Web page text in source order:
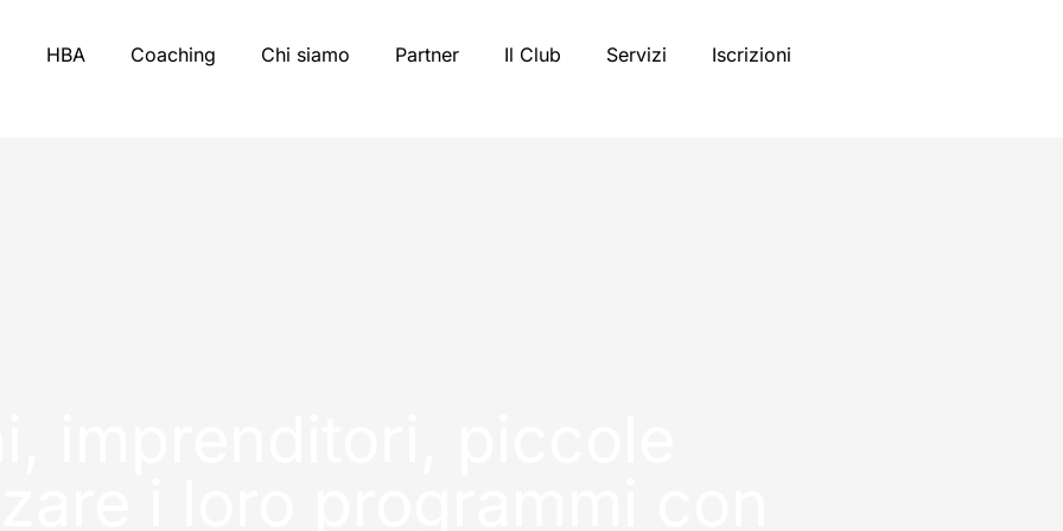
HBA Coaching Chi siamo Partner Il Club Servizi Iscrizioni